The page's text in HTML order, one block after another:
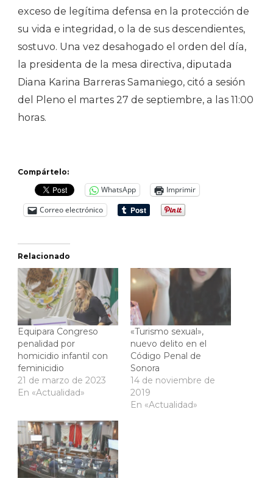
exceso de legítima defensa en la protección de
su vida e integridad, o la de sus descendientes,
sostuvo. Una vez desahogado el orden del día,
la presidenta de la mesa directiva, diputada
Diana Karina Barreras Samaniego, citó a sesión
del Pleno el martes 27 de septiembre, a las 11:00
horas.
Compártelo:
WhatsApp
Imprimir
Correo electrónico
Relacionado
Equipara Congreso
penalidad por
homicidio infantil con
feminicidio
21 de marzo de 2023
En «Actualidad»
«Turismo sexual»,
nuevo delito en el
Código Penal de
Sonora
14 de noviembre de
2019
En «Actualidad»